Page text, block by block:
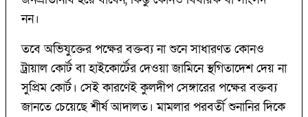
নন।
তবে অভিযুক্তের পক্ষের বক্তব্য না শুনে সাধারণত কোনও
ট্রায়াল কোর্ট বা হাইকোর্টের দেওয়া জামিনে স্থগিতাদেশ দেয় না
সুপ্রিম কোর্ট। সেই কারণেই কুলদীপ সেঙ্গারের পক্ষের বক্তব্য
জানতে চেয়েছে শীর্ষ আদালত। মামলার পরবর্তী শুনানির দিকে